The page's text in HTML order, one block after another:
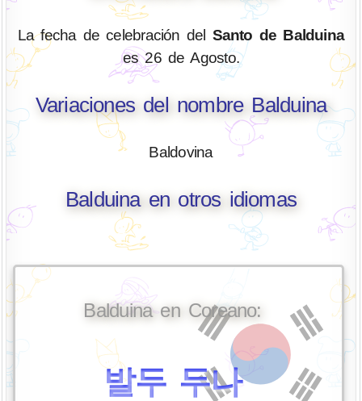
La fecha de celebración del Santo de Balduina
es 26 de Agosto.
Variaciones del nombre Balduina
Baldovina
Balduina en otros idiomas
Balduina en Coreano:
발두 두나